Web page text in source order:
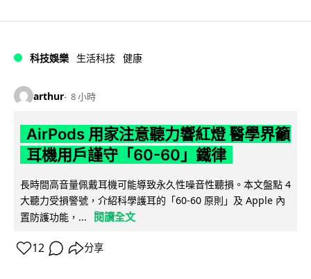
科技娛樂 生活科技 健康
arthur 8 小時
AirPods 用家注意聽力響紅燈 醫學界籲
耳機用戶謹守「60-60」鐵律
長時間高音量佩戴耳機可能導致永久性噪音性聽損。本文盤點 4
大聽力受損警號，介紹科學護耳的「60-60 原則」及 Apple 內
置防護功能，...
閱讀全文
12 分享